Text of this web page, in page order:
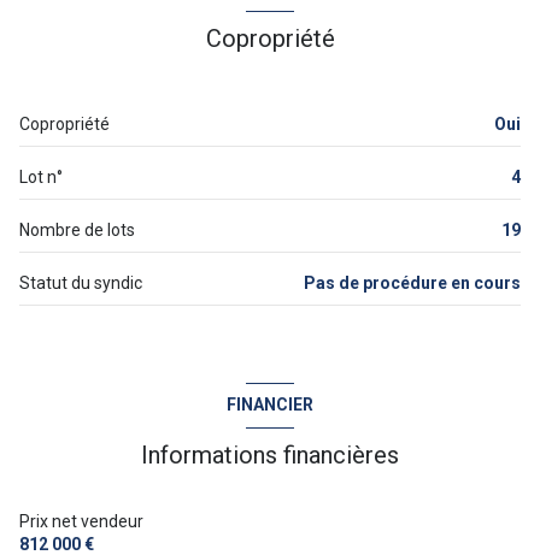
Chauffage individuel : convecteur (electrique)
1 parking(s)
1 niveau(x)
Copropriété
Copropriété Oui
Lot n° 4
Nombre de lots 19
Statut du syndic Pas de procédure en cours
FINANCIER
Informations financières
Prix net vendeur
812 000 €